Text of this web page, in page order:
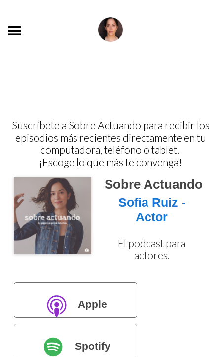
Suscríbete a Sobre Actuando para recibir los
episodios más recientes directamente en tu
computadora, teléfono o tablet.
¡Escoge lo que más te convenga!
Sobre Actuando
Sofia Ruiz -
Actor
El podcast para
actores.
Apple
Podcasts
Spotify